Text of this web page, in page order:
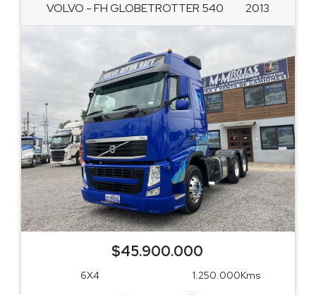
VOLVO - FH GLOBETROTTER 540 2013
$45.900.000
6X4 1.250.000Kms